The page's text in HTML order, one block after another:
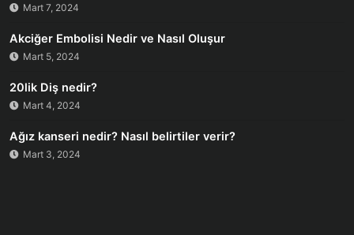
Mart 7, 2024
Akciğer Embolisi Nedir ve Nasıl Oluşur
Mart 5, 2024
20lik Diş nedir?
Mart 4, 2024
Ağız kanseri nedir? Nasıl belirtiler verir?
Mart 3, 2024